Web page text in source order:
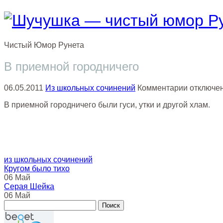
Чистый Юмор Рунета
В приемной городничего
06.05.2011 Из школьных сочинений Комментарии к
В
В приемной городничего были гуси, утки и другой хлам.
из школьных сочинений
Кругом было тихо
06 Май
Серая Шейка
06 Май